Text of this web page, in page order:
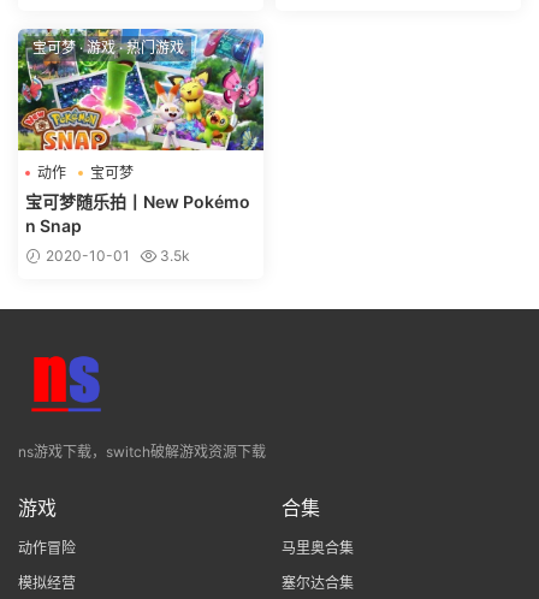
宝可梦·游戏·热门游戏
动作 宝可梦
宝可梦随乐拍丨New Pokémo
n Snap
2020-10-01 3.5k
ns游戏下载，switch破解游戏资源下载
游戏
动作冒险
模拟经营
合集
马里奥合集
塞尔达合集